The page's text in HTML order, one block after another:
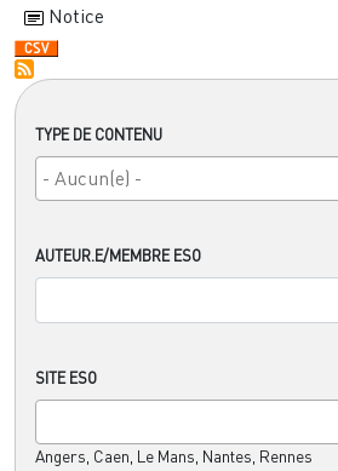
TYPE DE CONTENU
AUTEUR.E/MEMBRE ESO
SITE ESO
Angers, Caen, Le Mans, Nantes, Rennes
Notice